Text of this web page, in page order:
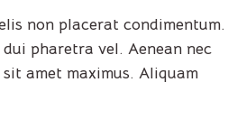
non placerat condimentum.
pharetra vel. Aenean nec
amet maximus. Aliquam